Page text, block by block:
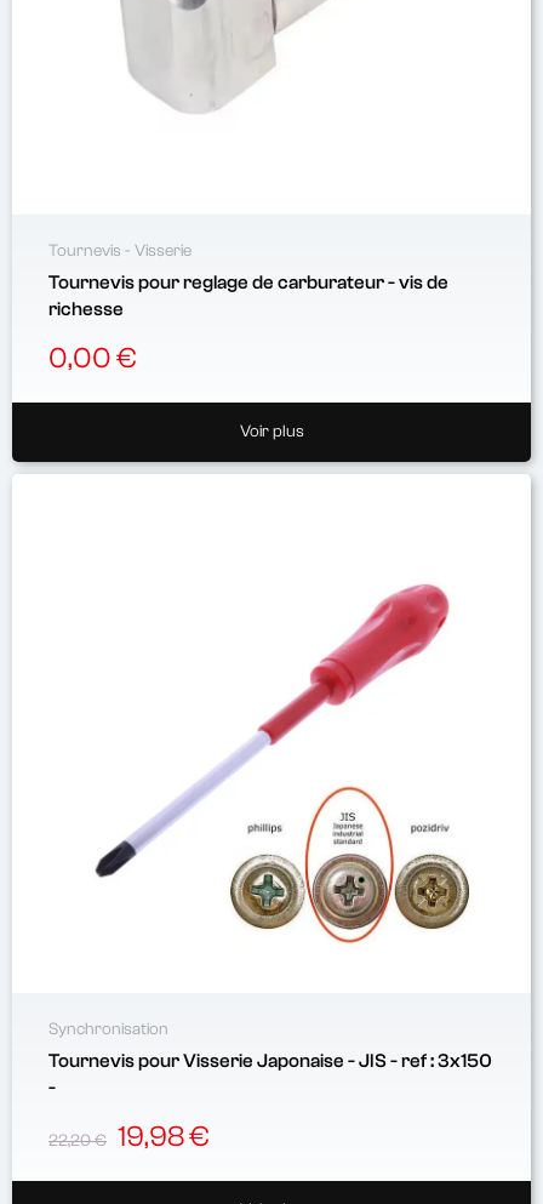
Tournevis - Visserie
Tournevis pour reglage de carburateur - vis de
richesse
0,00 €
Voir plus
Synchronisation
Tournevis pour Visserie Japonaise - JIS - ref : 3x150
-
22,20 € 19,98 €